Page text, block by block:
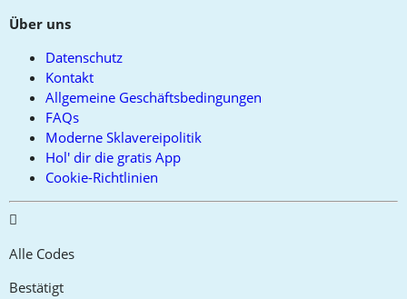
Über uns
Datenschutz
Kontakt
Allgemeine Geschäftsbedingungen
FAQs
Moderne Sklavereipolitik
Hol' dir die gratis App
Cookie-Richtlinien
Alle Codes
Bestätigt